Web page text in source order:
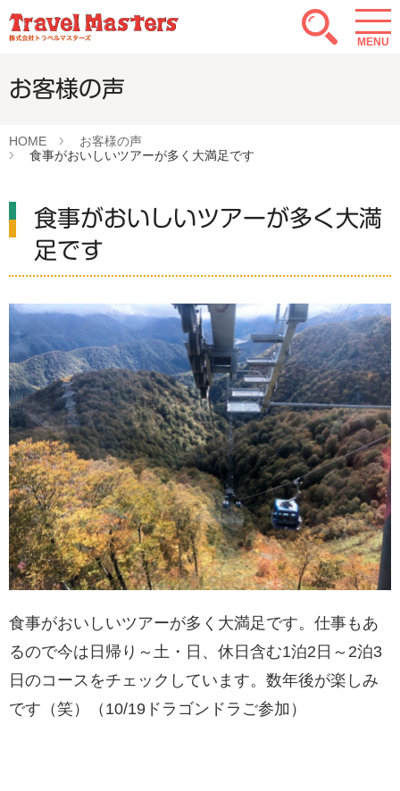
MENU
お客様の声
HOME
お客様の声
食事がおいしいツアーが多く大満足です
食事がおいしいツアーが多く大満
足です
食事がおいしいツアーが多く大満足です。仕事もあ
るので今は日帰り～土・日、休日含む1泊2日～2泊3
日のコースをチェックしています。数年後が楽しみ
です（笑）（10/19ドラゴンドラご参加）